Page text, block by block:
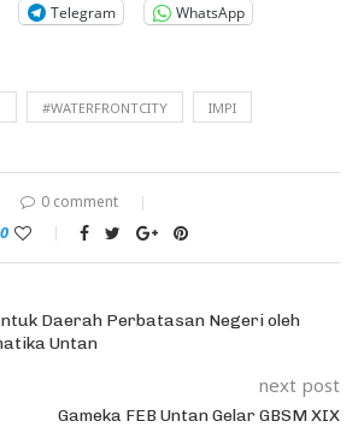
Telegram WhatsApp
#WATERFRONTCITY IMPI
0 comment
0
Daerah Perbatasan Negeri oleh
Untan
next post
Gameka FEB Untan Gelar GBSM XIX